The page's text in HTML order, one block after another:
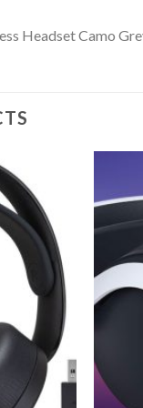
Headset Camo